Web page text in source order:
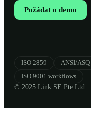
Požádat o demo
ISO 2859 ANSI/
ISO 9001 workflows
© 2025 Link SE Pte Ltd